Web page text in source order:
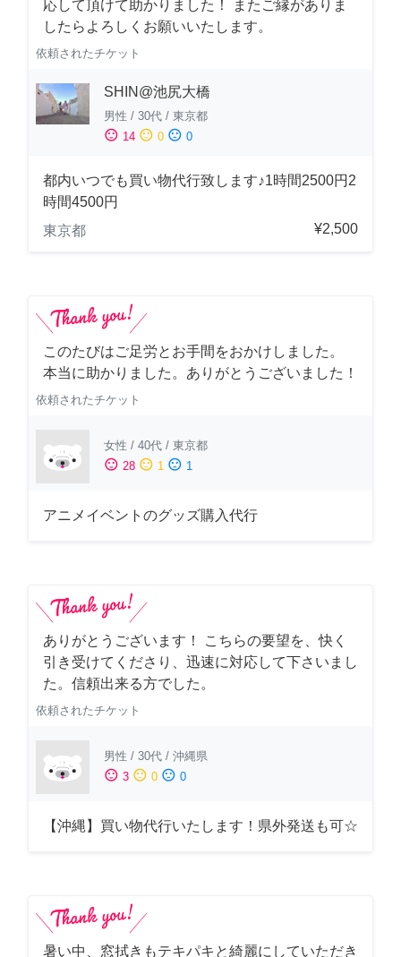
応して頂けて助かりました！ またご縁がありま
したらよろしくお願いいたします。
依頼されたチケット
SHIN@池尻大橋
男性 / 30代 / 東京都
sentiment_satisfied 14 sentiment_neutral 0 sentiment_dissatisfied 0
都内いつでも買い物代行致します♪1時間2500円2
時間4500円
東京都
¥2,500
このたびはご足労とお手間をおかけしました。
本当に助かりました。ありがとうございました！
依頼されたチケット
女性 / 40代 / 東京都
sentiment_satisfied 28 sentiment_neutral 1 sentiment_dissatisfied 1
アニメイベントのグッズ購入代行
ありがとうございます！ こちらの要望を、快く
引き受けてくださり、迅速に対応して下さいまし
た。信頼出来る方でした。
依頼されたチケット
男性 / 30代 / 沖縄県
sentiment_satisfied 3 sentiment_neutral 0 sentiment_dissatisfied 0
【沖縄】買い物代行いたします！県外発送も可☆
暑い中、窓拭きもテキパキと綺麗にしていただき